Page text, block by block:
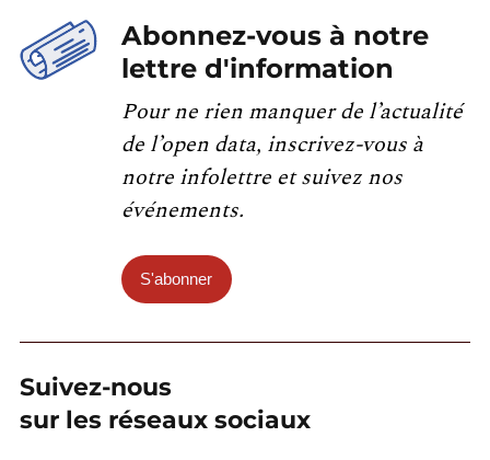
Abonnez-vous à notre
lettre d'information
Pour ne rien manquer de l’actualité
de l’open data, inscrivez-vous à
notre infolettre et suivez nos
événements.
S'abonner
Suivez-nous
sur les réseaux sociaux